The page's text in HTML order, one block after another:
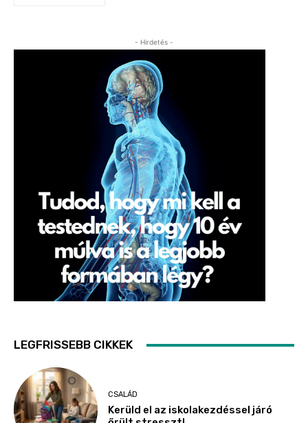
- Hirdetés -
LEGFRISSEBB CIKKEK
CSALÁD
Kerüld el az iskolakezdéssel járó